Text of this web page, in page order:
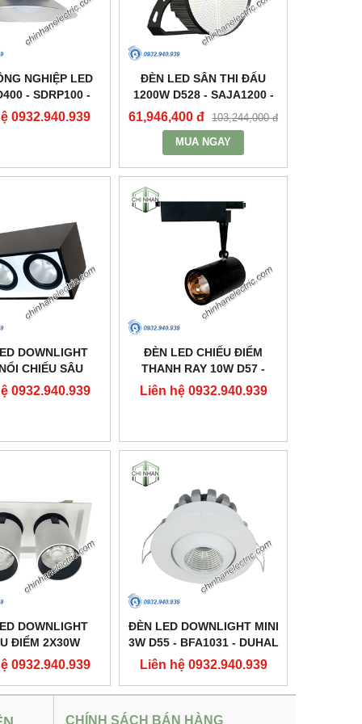
NGHIỆP LED
- SDRP100 -
DUHAL
0932.940.939
ĐÈN LED SÂN THI ĐẤU
1200W D528 - SAJA1200 -
DUHAL
61,946,400 đ 103,244,000 đ
MUA NGAY
DOWNLIGHT
CHIẾU SÂU
- DFB2301
- DUHAL
0932.940.939
ĐÈN LED CHIẾU ĐIỂM
THANH RAY 10W D57 -
DIA1101 - DUHAL
Liên hệ 0932.940.939
DOWNLIGHT
ĐIỂM 2X30W
- DFC2302 -
0932.940.939
ĐÈN LED DOWNLIGHT MINI
3W D55 - BFA1031 - DUHAL
Liên hệ 0932.940.939
CHÍNH SÁCH BÁN HÀNG